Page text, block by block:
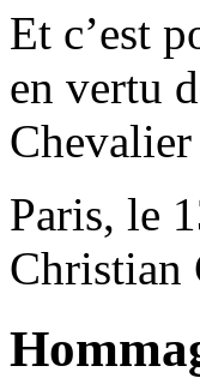
Et c’est
en vertu
Paris, le
Christian